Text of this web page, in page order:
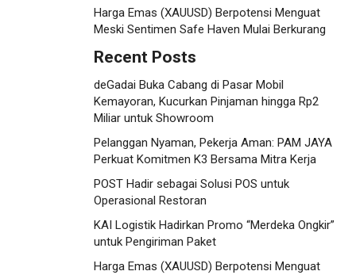
Harga Emas (XAUUSD) Berpotensi Menguat
Meski Sentimen Safe Haven Mulai Berkurang
Recent Posts
deGadai Buka Cabang di Pasar Mobil
Kemayoran, Kucurkan Pinjaman hingga Rp2
Miliar untuk Showroom
Pelanggan Nyaman, Pekerja Aman: PAM JAYA
Perkuat Komitmen K3 Bersama Mitra Kerja
POST Hadir sebagai Solusi POS untuk
Operasional Restoran
KAI Logistik Hadirkan Promo “Merdeka Ongkir”
untuk Pengiriman Paket
Harga Emas (XAUUSD) Berpotensi Menguat